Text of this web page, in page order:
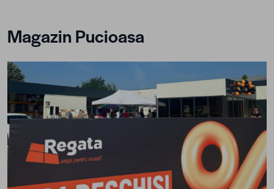
Magazin Pucioasa